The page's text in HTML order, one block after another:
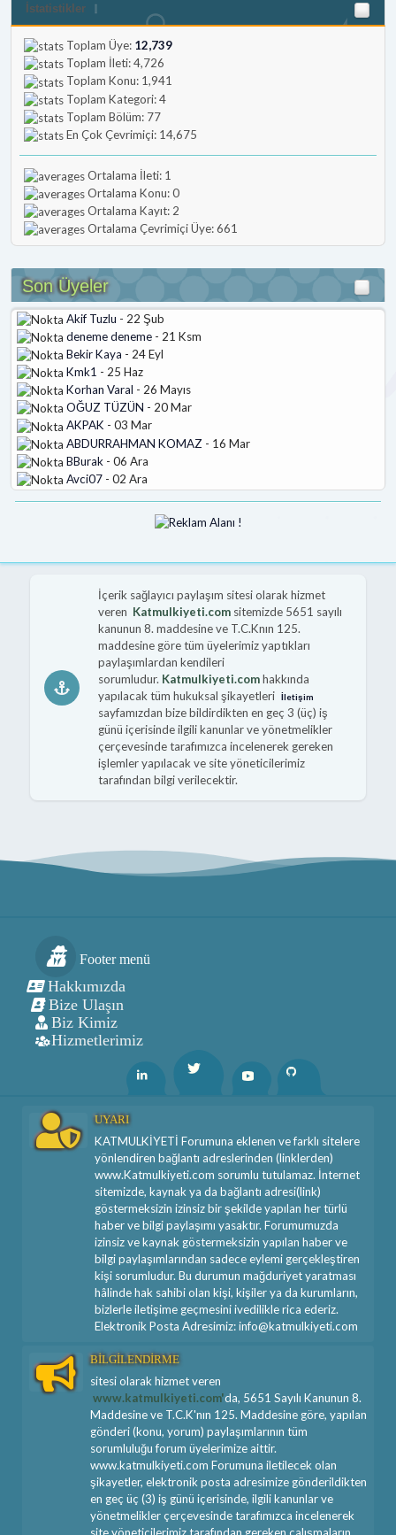
İstatistikler
Toplam Üye: 12,739
Toplam İleti: 4,726
Toplam Konu: 1,941
Toplam Kategori: 4
Toplam Bölüm: 77
En Çok Çevrimiçi: 14,675
Ortalama İleti: 1
Ortalama Konu: 0
Ortalama Kayıt: 2
Ortalama Çevrimiçi Üye: 661
Son Üyeler
Akif Tuzlu - 22 Şub
deneme deneme - 21 Ksm
Bekir Kaya - 24 Eyl
Kmk1 - 25 Haz
Korhan Varal - 26 Mayıs
OĞUZ TÜZÜN - 20 Mar
AKPAK - 03 Mar
ABDURRAHMAN KOMAZ - 16 Mar
BBurak - 06 Ara
Avci07 - 02 Ara
İçerik sağlayıcı paylaşım sitesi olarak hizmet
veren Katmulkiyeti.comsitemizde 5651 sayılı
kanunun 8. maddesine ve T.C.Knın 125.
maddesine göre tüm üyelerimiz yaptıkları
paylaşımlardan kendileri
sorumludur. Katmulkiyeti.comhakkında
yapılacak tüm hukuksal şikayetleri İletişim
sayfamızdan bize bildirdikten en geç 3 (üç) iş
günü içerisinde ilgili kanunlar ve yönetmelikler
çerçevesinde tarafımızca incelenerek gereken
işlemler yapılacak ve site yöneticilerimiz
tarafından bilgi verilecektir.
Footer menü
Hakkımızda
Bize Ulaşın
Biz Kimiz
Hizmetlerimiz
Linkedin Twitter Youtube Github
UYARI
KATMULKİYETİ Forumuna eklenen ve farklı sitelere
yönlendiren bağlantı adreslerinden (linklerden)
www.Katmulkiyeti.com sorumlu tutulamaz. İnternet
sitemizde, kaynak ya da bağlantı adresi(link)
göstermeksizin izinsiz bir şekilde yapılan her türlü
haber ve bilgi paylaşımı yasaktır. Forumumuzda
izinsiz ve kaynak göstermeksizin yapılan haber ve
bilgi paylaşımlarından sadece eylemi gerçekleştiren
kişi sorumludur. Bu durumun mağduriyet yaratması
hâlinde hak sahibi olan kişi, kişiler ya da kurumların,
bizlerle iletişime geçmesini ivedilikle rica ederiz.
Elektronik Posta Adresimiz: info@katmulkiyeti.com
BİLGİLENDİRME
sitesi olarak hizmet veren
www.katmulkiyeti.com'da, 5651 Sayılı Kanunun 8.
Maddesine ve T.C.K'nın 125. Maddesine göre, yapılan
gönderi (konu, yorum) paylaşımlarının tüm
sorumluluğu forum üyelerimize aittir.
www.katmulkiyeti.com Forumuna iletilecek olan
şikayetler, elektronik posta adresimize gönderildikten
en geç üç (3) iş günü içerisinde, ilgili kanunlar ve
yönetmelikler çerçevesinde tarafımızca incelenerek